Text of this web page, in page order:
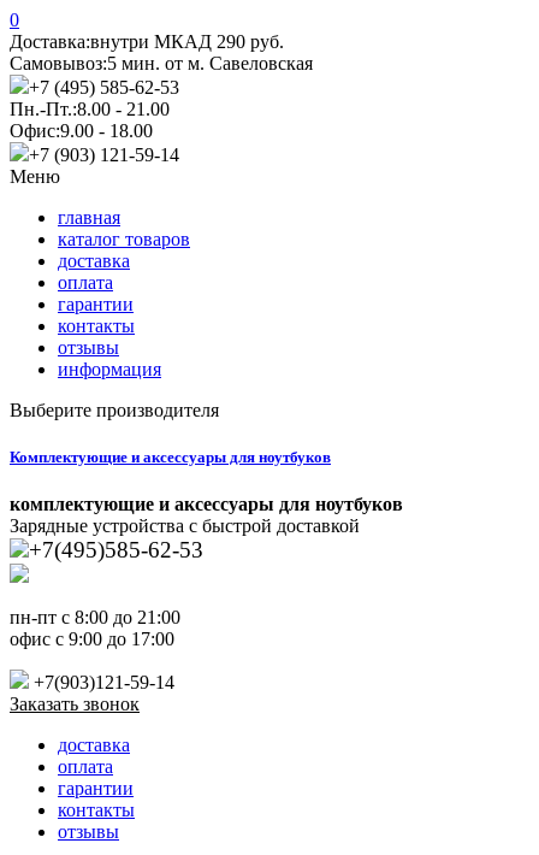
0
Доставка:внутри МКАД 290 руб.
Самовывоз:5 мин. от м. Савеловская
+7 (495) 585-62-53
Пн.-Пт.:8.00 - 21.00
Офис:9.00 - 18.00
+7 (903) 121-59-14
Меню
главная
каталог товаров
доставка
оплата
гарантии
контакты
отзывы
информация
Выберите производителя
Комплектующие и аксессуары для ноутбуков
комплектующие и аксессуары для ноутбуков
Зарядные устройства с быстрой доставкой
+7(495)585-62-53
пн-пт с 8:00 до 21:00
офис с 9:00 до 17:00
+7(903)121-59-14
Заказать звонок
доставка
оплата
гарантии
контакты
отзывы